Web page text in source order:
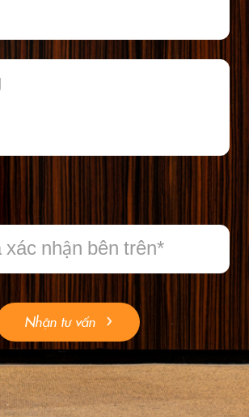
Nhận tư vấn